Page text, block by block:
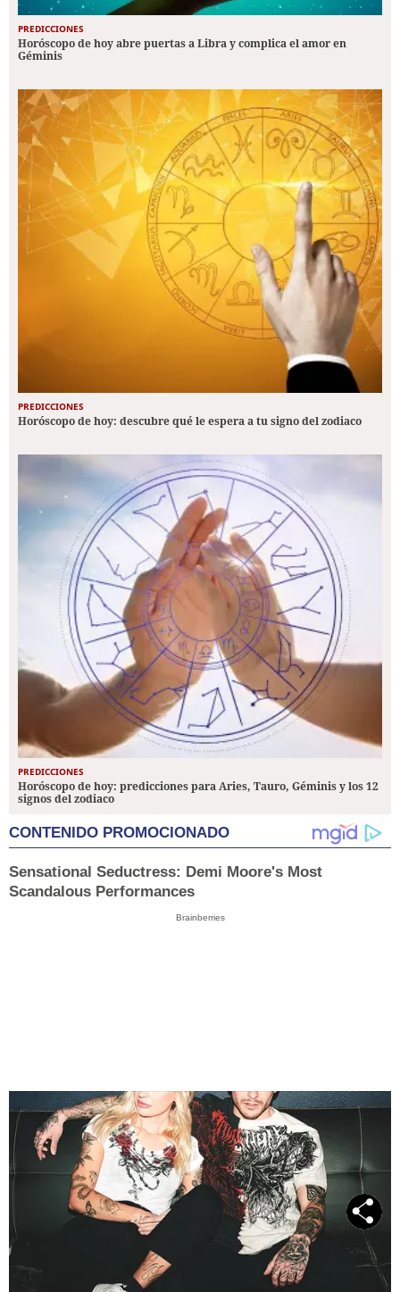
PREDICCIONES
Horóscopo de hoy abre puertas a Libra y complica el amor en
Géminis
PREDICCIONES
Horóscopo de hoy: descubre qué le espera a tu signo del zodiaco
PREDICCIONES
Horóscopo de hoy: predicciones para Aries, Tauro, Géminis y los 12
signos del zodiaco
CONTENIDO PROMOCIONADO
Sensational Seductress: Demi Moore's Most
Scandalous Performances
Brainberries